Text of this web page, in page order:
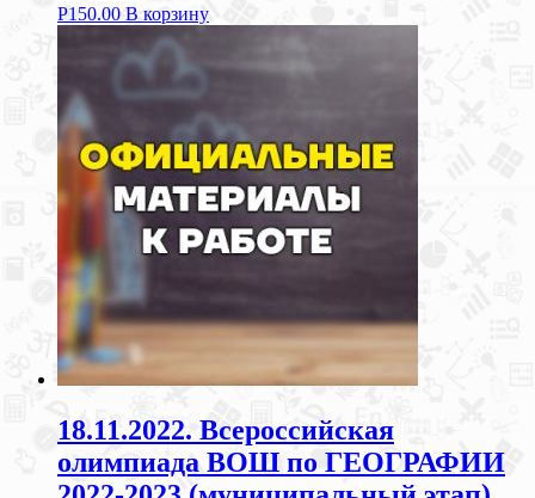
Р150.00 В корзину
18.11.2022. Всероссийская
олимпиада ВОШ по ГЕОГРАФИИ